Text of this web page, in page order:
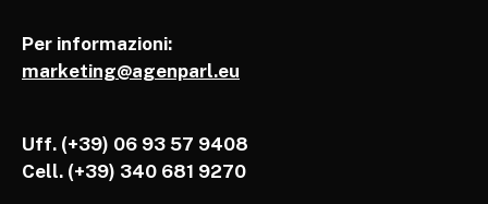
Per informazioni:
marketing@agenparl.eu
Uff. (+39) 06 93 57 9408
Cell. (+39) 340 681 9270